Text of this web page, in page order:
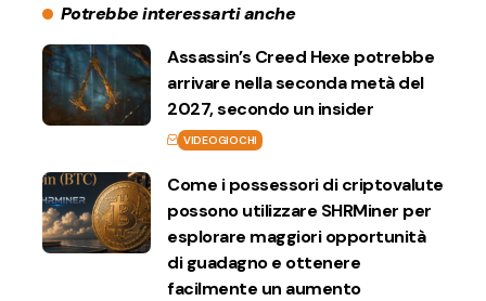
Potrebbe interessarti anche
Assassin’s Creed Hexe potrebbe
arrivare nella seconda metà del
2027, secondo un insider
VIDEOGIOCHI
Come i possessori di criptovalute
possono utilizzare SHRMiner per
esplorare maggiori opportunità
di guadagno e ottenere
facilmente un aumento